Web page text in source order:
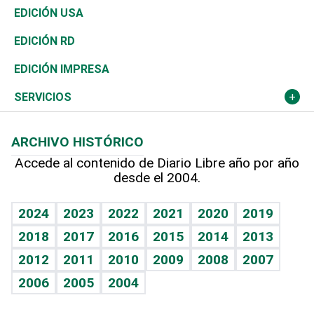
Reportajes
África
Ocenanía
Caribe
Resto del mundo
Vivienda
Telecom.
Global y variable
Economía personal
Buena Vida
Sociales
Novedades
Podcast Arte Libre
Hablando con el pediatra
Vida y familia
Eñe
Celebrando la vida
Sin complejos
Ciclismo
Tenis
Olimpismo
Más deportes
Línea de hit
TBT Deportivo
En Directo
El Espía
Noticiero Poteleche
Columnistas
Más firmas
Tecnología
Historia
Martes de tecnología
Cambio climático
Economía
Revista
Deportes
Opinión
Hecho en casa
Guía del dinero
EDICIÓN USA
EDICIÓN RD
EDICIÓN IMPRESA
SERVICIOS
Cumpleaños
Horóscopos
Crucigramas
ARCHIVO HISTÓRICO
Accede al contenido de Diario Libre año por año
desde el 2004.
2024 2023 2022 2021 2020
2019
2018
2017 2016 2015 2014
2013
2012
2011 2010 2009 2008
2007
2006
2005 2004